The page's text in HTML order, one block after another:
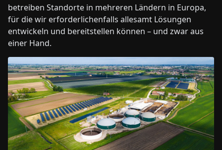
betreiben Standorte in mehreren Ländern in Europa,
für die wir erforderlichenfalls allesamt Lösungen
entwickeln und bereitstellen können – und zwar aus
einer Hand.